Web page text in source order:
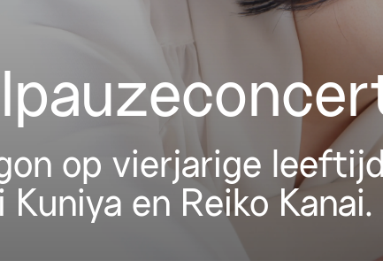
op vierjarige
Kuniya en Reiko Kanai.